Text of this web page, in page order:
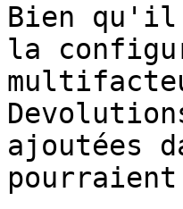
Bien qu'il
la
ajoutées